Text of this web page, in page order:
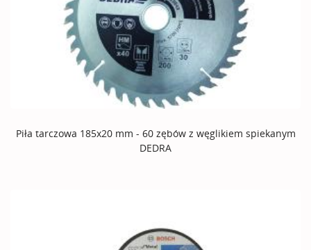
Piła tarczowa 185x20 mm - 60 zębów z węglikiem spiekanym
DEDRA